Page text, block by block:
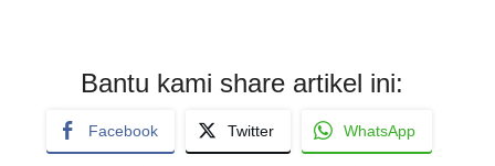
Bantu kami share artikel ini:
Facebook Twitter WhatsApp